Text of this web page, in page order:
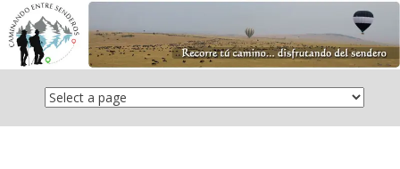
Saltar
contenido